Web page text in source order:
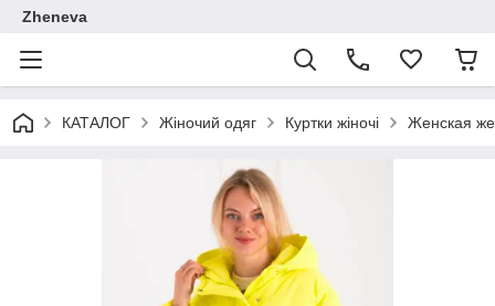
Zheneva
КАТАЛОГ Жіночий одяг Куртки жіночі Женская